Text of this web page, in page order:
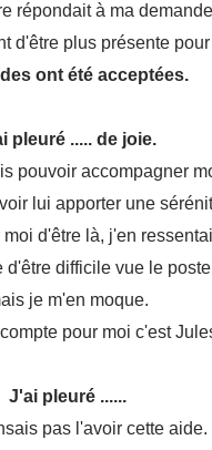
répondait à ma
d'être plus présente
ont été acceptées.
pleuré ..... de joie.
pouvoir accompagner
lui apporter une
d'être là, j'en
d'être difficile vue le
je m'en moque.
pour moi c'est
J'ai pleuré ......
pas l'avoir cette aide.